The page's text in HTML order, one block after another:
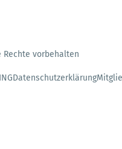
Rechte vorbehalten
Datenschutzerklärung